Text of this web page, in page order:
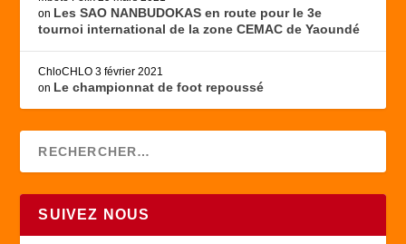
on Les SAO NANBUDOKAS en route pour le 3e
tournoi international de la zone CEMAC de Yaoundé
ChloCHLO 3 février 2021
on Le championnat de foot repoussé
SUIVEZ NOUS